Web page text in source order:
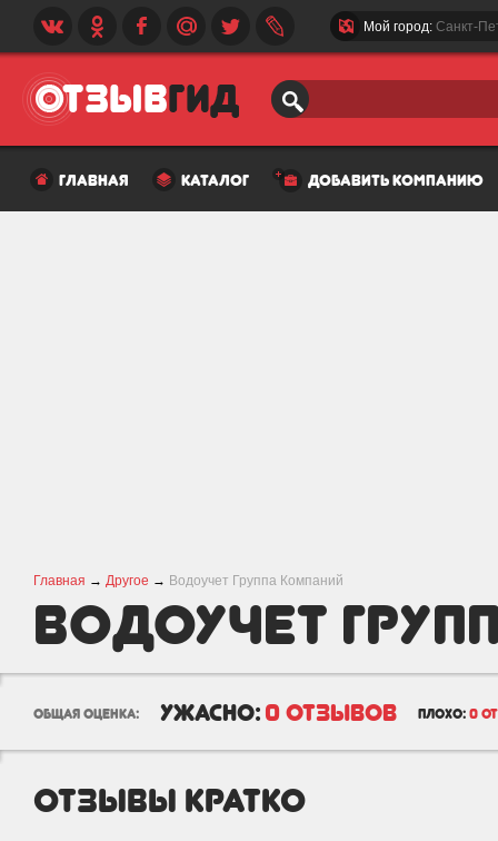
Мой город: Санкт-
главная каталог добавить компанию
Главная → Другое → Водоучет Группа Компаний
Водоучет
Компаний
общая оценка: ужасно: 0 отзывов плохо: 0
отзывы кратко